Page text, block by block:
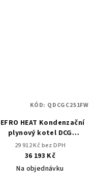
HEAT Kondenzační
plynový kotel DCG
COMFORT 25 1F white
29 912 Kč bez DPH
36 193 Kč
Na objednávku
KÓD: QDCGC251FW